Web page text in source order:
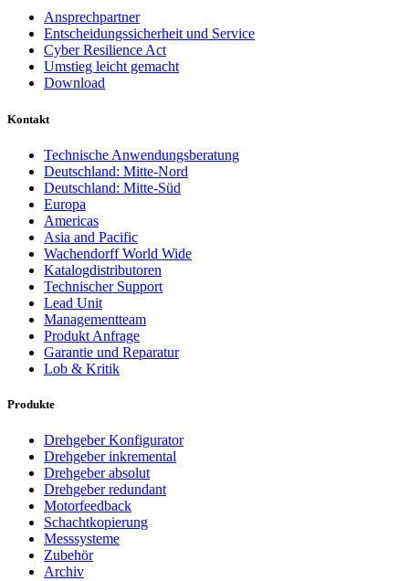
Ansprechpartner
Entscheidungssicherheit und Service
Cyber Resilience Act
Umstieg leicht gemacht
Download
Kontakt
Technische Anwendungsberatung
Deutschland: Mitte-Nord
Deutschland: Mitte-Süd
Europa
Americas
Asia and Pacific
Wachendorff World Wide
Katalogdistributoren
Technischer Support
Lead Unit
Managementteam
Produkt Anfrage
Garantie und Reparatur
Lob & Kritik
Produkte
Drehgeber Konfigurator
Drehgeber inkremental
Drehgeber absolut
Drehgeber redundant
Motorfeedback
Schachtkopierung
Messsysteme
Zubehör
Archiv